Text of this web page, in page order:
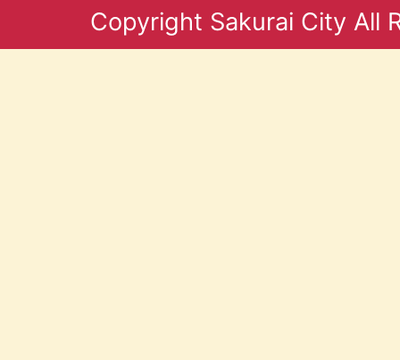
Copyright Sakurai City All